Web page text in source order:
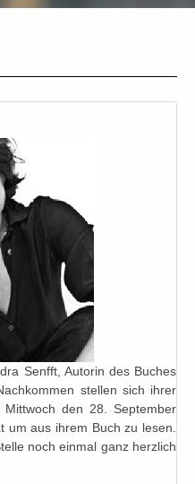
Senfft, Autorin des Buches
stellen sich ihrer
Mittwoch den 28. September
um aus ihrem Buch zu lesen.
noch einmal ganz herzlich